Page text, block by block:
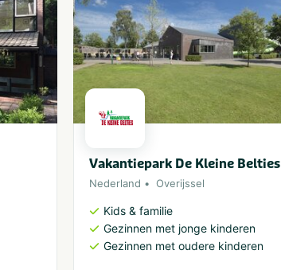
Vakantiepark De Kleine Belties
Nederland Overijssel
Kids & familie
Gezinnen met jonge kinderen
Gezinnen met oudere kinderen